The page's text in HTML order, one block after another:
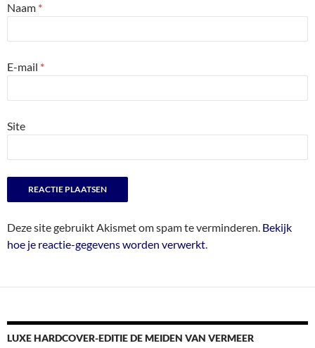
Naam *
E-mail *
Site
Deze site gebruikt Akismet om spam te verminderen. Bekijk
hoe je reactie-gegevens worden verwerkt.
LUXE HARDCOVER-EDITIE DE MEIDEN VAN VERMEER